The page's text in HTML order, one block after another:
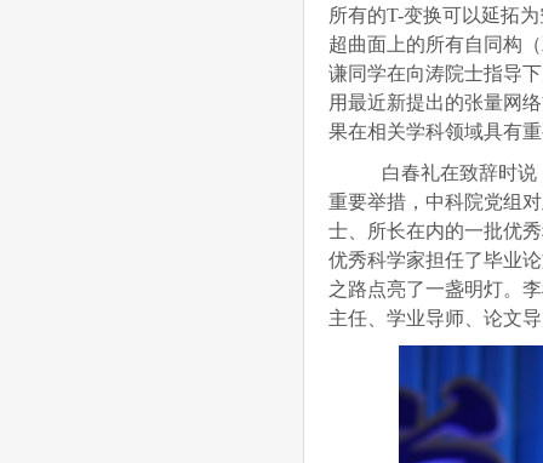
所有的T-变换可以延拓
超曲面上的所有自同构
谦同学在向涛院士指导
用最近新提出的张量网
果在相关学科领域具有
白春礼在致辞时说
重要举措，中科院党组
士、所长在内的一批优
优秀科学家担任了毕业
之路点亮了一盏明灯。
主任、学业导师、论文